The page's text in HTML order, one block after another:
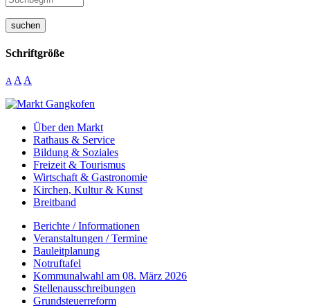
suchen
Schriftgröße
A A A
Über den Markt
Rathaus & Service
Bildung & Soziales
Freizeit & Tourismus
Wirtschaft & Gastronomie
Kirchen, Kultur & Kunst
Breitband
Berichte / Informationen
Veranstaltungen / Termine
Bauleitplanung
Notruftafel
Kommunalwahl am 08. März 2026
Stellenausschreibungen
Grundsteuerreform